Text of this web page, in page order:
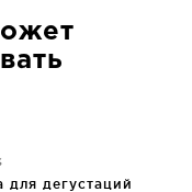
для дегустаций